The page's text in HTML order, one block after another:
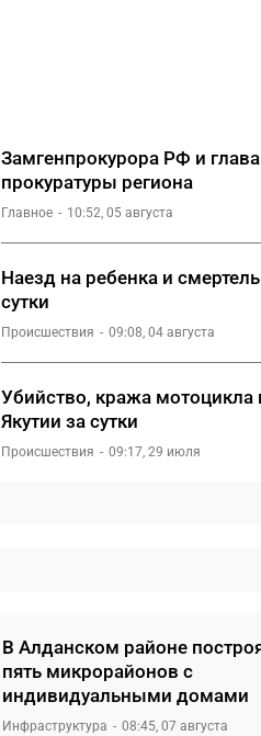
Замгенпрокурора РФ и
прокуратуры региона
Главное 10:52, 05 августа
Наезд на ребенка и
сутки
Происшествия 09:08, 04 августа
Убийство, кража
Якутии за сутки
Происшествия 09:17, 29 июля
В Алданском районе
пять микрорайонов с
индивидуальными домами
Инфраструктура 08:45, 07 августа